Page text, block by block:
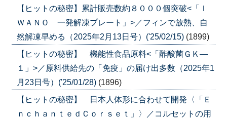
【ヒットの秘密】累計販売数約８０００個突破<「Ｉ
ＷＡＮＯ 一発解凍プレート」>／フィンで放熱、自
然解凍早める（2025年2月13日号）('25/02/15) (1899)
【ヒットの秘密】 機能性食品原料<「酢酸菌ＧＫ―
１」>／原料供給先の「免疫」の届け出多数（2025年1
月23日号）('25/01/28) (1896)
【ヒットの秘密】 日本人体形に合わせて開発〈「Ｅ
ｎｃｈａｎｔｅｄＣｏｒｓｅｔ」〉／コルセットの用